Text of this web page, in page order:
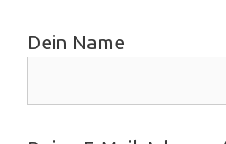
Dein Name